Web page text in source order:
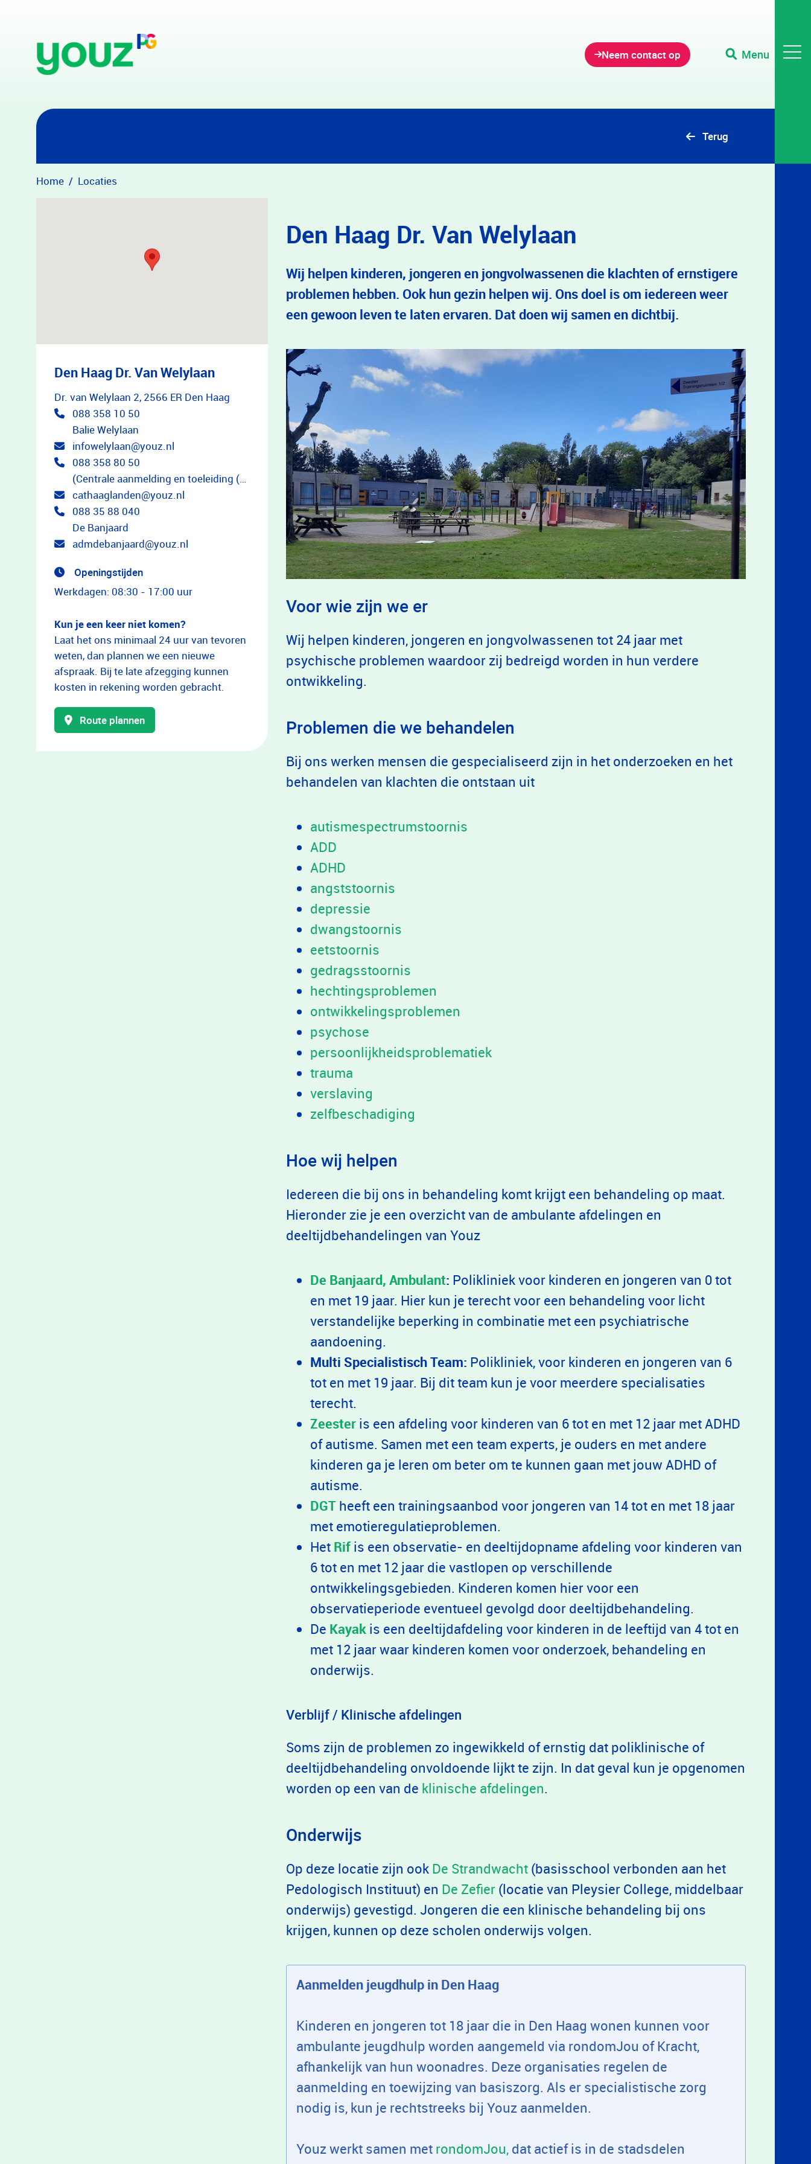
Neem contact op Menu
Terug
Home Locaties
Den Haag Dr. Van Welylaan
Dr. van Welylaan 2, 2566 ER Den Haag
088 358 10 50
Balie Welylaan
infowelylaan@youz.nl
088 358 80 50
(Centrale aanmelding en toeleiding (CAT) - aanmelding en consultatie)
cathaaglanden@youz.nl
088 35 88 040
De Banjaard
admdebanjaard@youz.nl
Openingstijden
Werkdagen: 08:30 - 17:00 uur
Kun je een keer niet komen?
Laat het ons minimaal 24 uur van tevoren
weten, dan plannen we een nieuwe
afspraak. Bij te late afzegging kunnen
kosten in rekening worden gebracht.
Route plannen
Den Haag Dr. Van Welylaan
Wij helpen kinderen, jongeren en jongvolwassenen die klachten of ernstigere
problemen hebben. Ook hun gezin helpen wij. Ons doel is om iedereen weer
een gewoon leven te laten ervaren. Dat doen wij samen en dichtbij.
Voor wie zijn we er
Wij helpen kinderen, jongeren en jongvolwassenen tot 24 jaar met
psychische problemen waardoor zij bedreigd worden in hun verdere
ontwikkeling.
Problemen die we behandelen
Bij ons werken mensen die gespecialiseerd zijn in het onderzoeken en het
behandelen van klachten die ontstaan uit
autismespectrumstoornis
ADD
ADHD
angststoornis
depressie
dwangstoornis
eetstoornis
gedragsstoornis
hechtingsproblemen
ontwikkelingsproblemen
psychose
persoonlijkheidsproblematiek
trauma
verslaving
zelfbeschadiging
Hoe wij helpen
Iedereen die bij ons in behandeling komt krijgt een behandeling op maat.
Hieronder zie je een overzicht van de ambulante afdelingen en
deeltijdbehandelingen van Youz
De Banjaard, Ambulant: Polikliniek voor kinderen en jongeren van 0 tot
en met 19 jaar. Hier kun je terecht voor een behandeling voor licht
verstandelijke beperking in combinatie met een psychiatrische
aandoening.
Multi Specialistisch Team: Polikliniek, voor kinderen en jongeren van 6
tot en met 19 jaar. Bij dit team kun je voor meerdere specialisaties
terecht.
Zeester is een afdeling voor kinderen van 6 tot en met 12 jaar met ADHD
of autisme. Samen met een team experts, je ouders en met andere
kinderen ga je leren om beter om te kunnen gaan met jouw ADHD of
autisme.
DGT heeft een trainingsaanbod voor jongeren van 14 tot en met 18 jaar
met emotieregulatieproblemen.
Het Rif is een observatie- en deeltijdopname afdeling voor kinderen van
6 tot en met 12 jaar die vastlopen op verschillende
ontwikkelingsgebieden. Kinderen komen hier voor een
observatieperiode eventueel gevolgd door deeltijdbehandeling.
De Kayak is een deeltijdafdeling voor kinderen in de leeftijd van 4 tot en
met 12 jaar waar kinderen komen voor onderzoek, behandeling en
onderwijs.
Verblijf / Klinische afdelingen
Soms zijn de problemen zo ingewikkeld of ernstig dat poliklinische of
deeltijdbehandeling onvoldoende lijkt te zijn. In dat geval kun je opgenomen
worden op een van de klinische afdelingen.
Onderwijs
Op deze locatie zijn ook De Strandwacht (basisschool verbonden aan het
Pedologisch Instituut) en De Zefier (locatie van Pleysier College, middelbaar
onderwijs) gevestigd. Jongeren die een klinische behandeling bij ons
krijgen, kunnen op deze scholen onderwijs volgen.
Aanmelden jeugdhulp in Den Haag
Kinderen en jongeren tot 18 jaar die in Den Haag wonen kunnen voor
ambulante jeugdhulp worden aangemeld via rondomJou of Kracht,
afhankelijk van hun woonadres. Deze organisaties regelen de
aanmelding en toewijzing van basiszorg. Als er specialistische zorg
nodig is, kun je rechtstreeks bij Youz aanmelden.
Youz werkt samen met rondomJou, dat actief is in de stadsdelen